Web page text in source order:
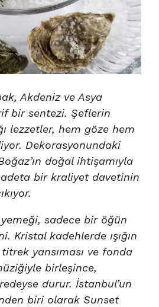
Akdeniz ve Asya
bir sentezi. Şeflerin
lezzetler, hem göze hem
Dekorasyonundaki
doğal ihtişamıyla
bir kraliyet davetinin
sadece bir öğün
Kristal kadehlerde ışığın
titrek yansıması ve fonda
birleşince,
durur. İstanbul’un
biri olarak Sunset